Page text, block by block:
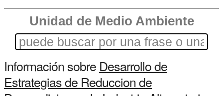
Unidad de Medio Ambiente
Información sobre Desarrollo de
Estrategias de Reduccion de